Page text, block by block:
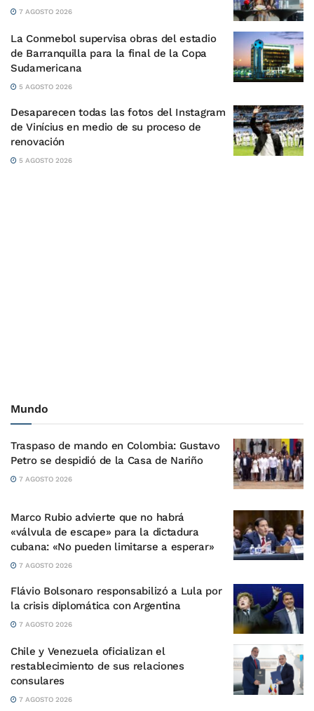
7 AGOSTO 2026
La Conmebol supervisa obras del estadio
de Barranquilla para la final de la Copa
Sudamericana
5 AGOSTO 2026
Desaparecen todas las fotos del Instagram
de Vinícius en medio de su proceso de
renovación
5 AGOSTO 2026
Mundo
Traspaso de mando en Colombia: Gustavo
Petro se despidió de la Casa de Nariño
7 AGOSTO 2026
Marco Rubio advierte que no habrá
«válvula de escape» para la dictadura
cubana: «No pueden limitarse a esperar»
7 AGOSTO 2026
Flávio Bolsonaro responsabilizó a Lula por
la crisis diplomática con Argentina
7 AGOSTO 2026
Chile y Venezuela oficializan el
restablecimiento de sus relaciones
consulares
7 AGOSTO 2026